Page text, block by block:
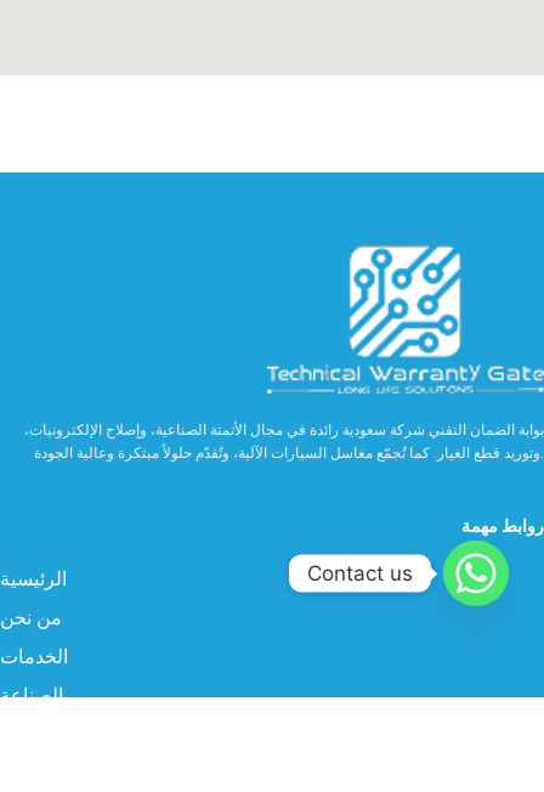
بوابة الضمان التقني شركة سعودية رائدة في مجال الأتمتة الصناعية، وإصلاح الإلكترونيات،
وتوريد قطع الغيار. كما تُجمّع مغاسل السيارات الآلية، وتُقدّم حلولاً مبتكرة وعالية الجودة.
روابط مهمة
الرئيسية
من نحن
الخدمات
الصناعة
Contact us